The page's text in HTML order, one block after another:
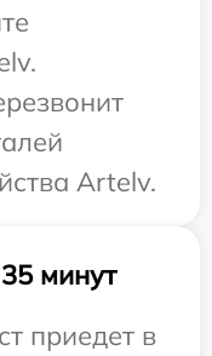
Artelv.
минут
приедет в